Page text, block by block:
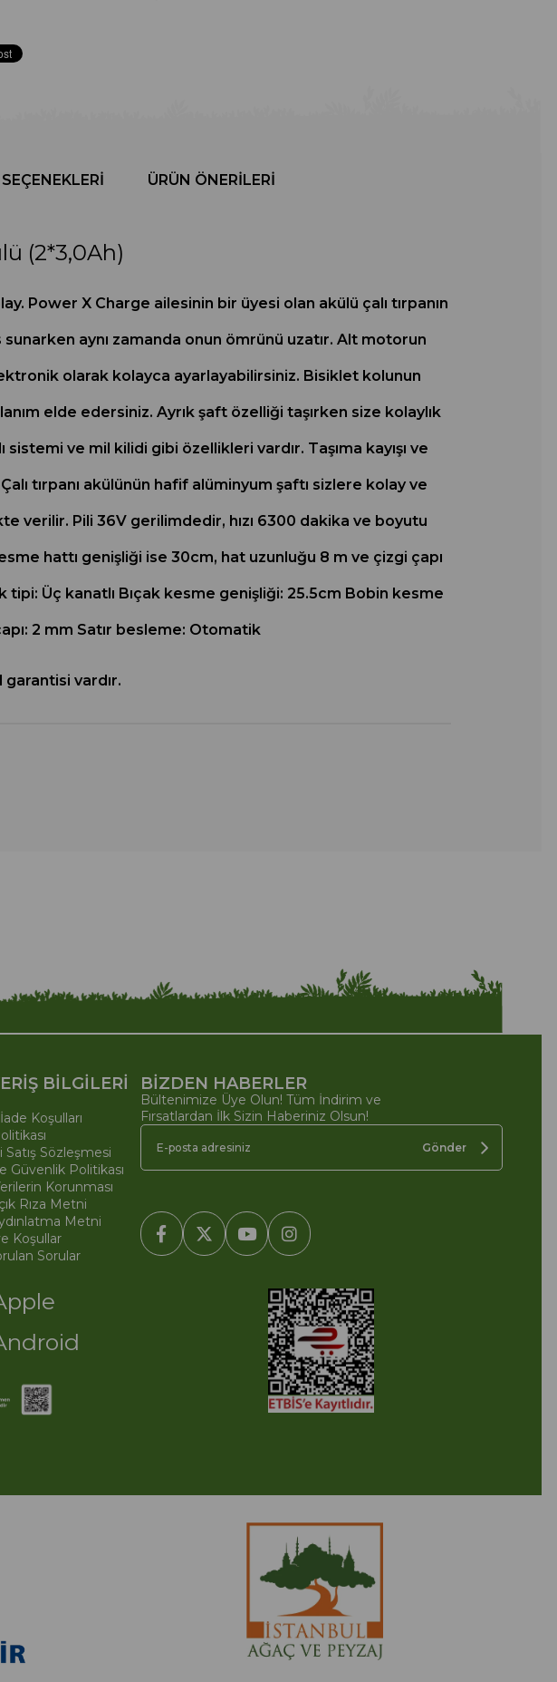
ÜRÜN ÖNERILERI
(2*3,0Ah)
Power X Charge ailesinin bir üyesi olan akülü çalı tırpanın
aynı zamanda onun ömrünü uzatır. Alt motorun
olarak kolayca ayarlayabilirsiniz. Bisiklet kolunun
elde edersiniz. Ayrık şaft özelliği taşırken size kolaylık
ve mil kilidi gibi özellikleri vardır. Taşıma kayışı ve
tırpanı akülünün hafif alüminyum şaftı sizlere kolay ve
verilir. Pili 36V gerilimdedir, hızı 6300 dakika ve boyutu
hattı genişliği ise 30cm, hat uzunluğu 8 m ve çizgi çapı
tipi: Üç kanatlı Bıçak kesme genişliği: 25.5cm Bobin kesme
2 mm Satır besleme: Otomatik
garantisi vardır.
BİLGİLERİ
Koşulları
Satış Sözleşmesi
Güvenlik Politikası
Korunması
Rıza Metni
Metni
Koşullar
Sorular
BİZDEN HABERLER
Bültenimize Üye Olun! Tüm İndirim ve
Fırsatlardan İlk Sizin Haberiniz Olsun!
Gönder